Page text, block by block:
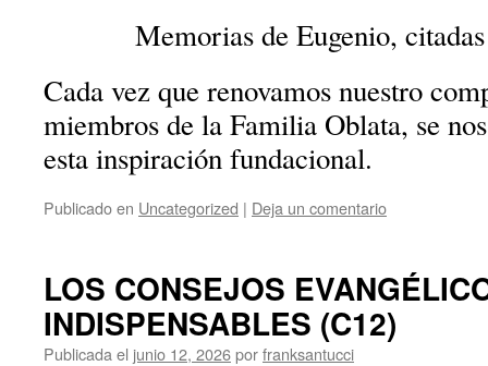
Memorias de Eugenio,
Cada vez que renovamos nuestro
miembros de la Familia Oblata, se
esta inspiración fundacional.
Publicado en Uncategorized | Deja un comentario
LOS CONSEJOS
INDISPENSABLES (C12)
Publicada el junio 12, 2026porfranksantucci